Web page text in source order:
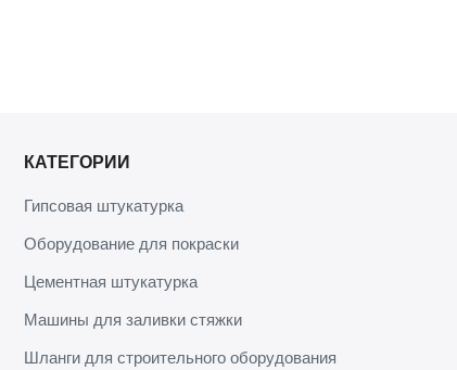
КАТЕГОРИИ
Гипсовая штукатурка
Оборудование для покраски
Цементная штукатурка
Машины для заливки стяжки
Шланги для строительного оборудования